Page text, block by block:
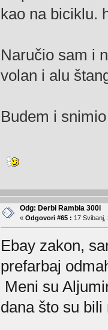
kao na biciklu.
Naručio sam i
volan i alu
Budem i
Odg: Derbi Rambla 300i
« Odgovori #65 : 17 Svibanj,
Ebay zakon,
prefarbaj
Meni su
dana što su